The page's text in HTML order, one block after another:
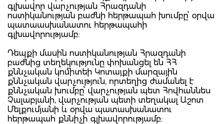
գլխավոր վարչության Հրազդանի
ոստիկանության բաժնի հերթապահ խումբը՝ օրվա
պատաասխանատու հերթապահի
գլխավորությամբ:
Դեպքի մասին ոստիկանության Հրազդանի
բաժնից տեղեկությունը փոխանցել են ՀՀ
քննչական կոմիտեի Կոտայքի մարզային
քննչական վարչություն, որտեղից ժամանել է
քննչական խումբը՝ վարչության պետ Հովհաննես
Չալաբյանի, վարչության պետի տեղակալ Աշոտ
Մելքումյանի և օրվա պատասխանատու
հերթապահ քննիչի գլխավորությամբ: